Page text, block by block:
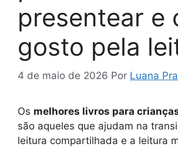
presentear e
gosto pela
4 de maio de 2026 Por Luana
Os melhores livros para
são aqueles que ajudam na
leitura compartilhada e a leitura